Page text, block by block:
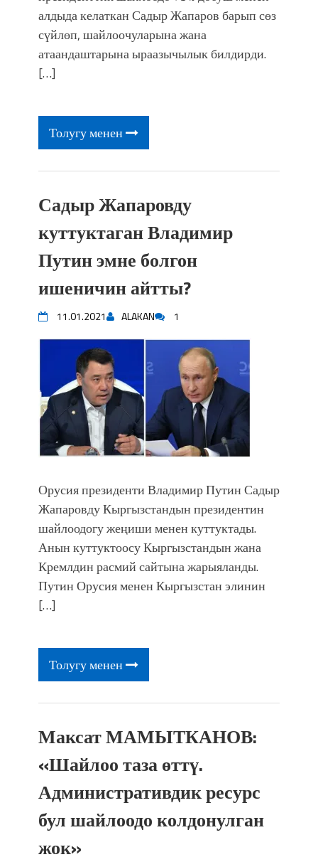
Park'ка 30 миң адам чогулду
алдыда келаткан Садыр Жапаров барып сөз
сүйлөп, шайлоочуларына жана
атаандаштарына ыраазычылык билдирди.
[…]
Толугу менен
Садыр Жапаровду
куттуктаган Владимир
Путин эмне болгон
ишеничин айтты?
11.01.2021 ALAKAN 1
Орусия президенти Владимир Путин Садыр
Жапаровду Кыргызстандын президентин
шайлоодогу жеңиши менен куттуктады.
Анын куттуктоосу Кыргызстандын жана
Кремлдин расмий сайтына жарыяланды.
Путин Орусия менен Кыргызстан элинин
[…]
Толугу менен
Максат МАМЫТКАНОВ:
«Шайлоо таза өттү.
Административдик ресурс
бул шайлоодо колдонулган
жок»